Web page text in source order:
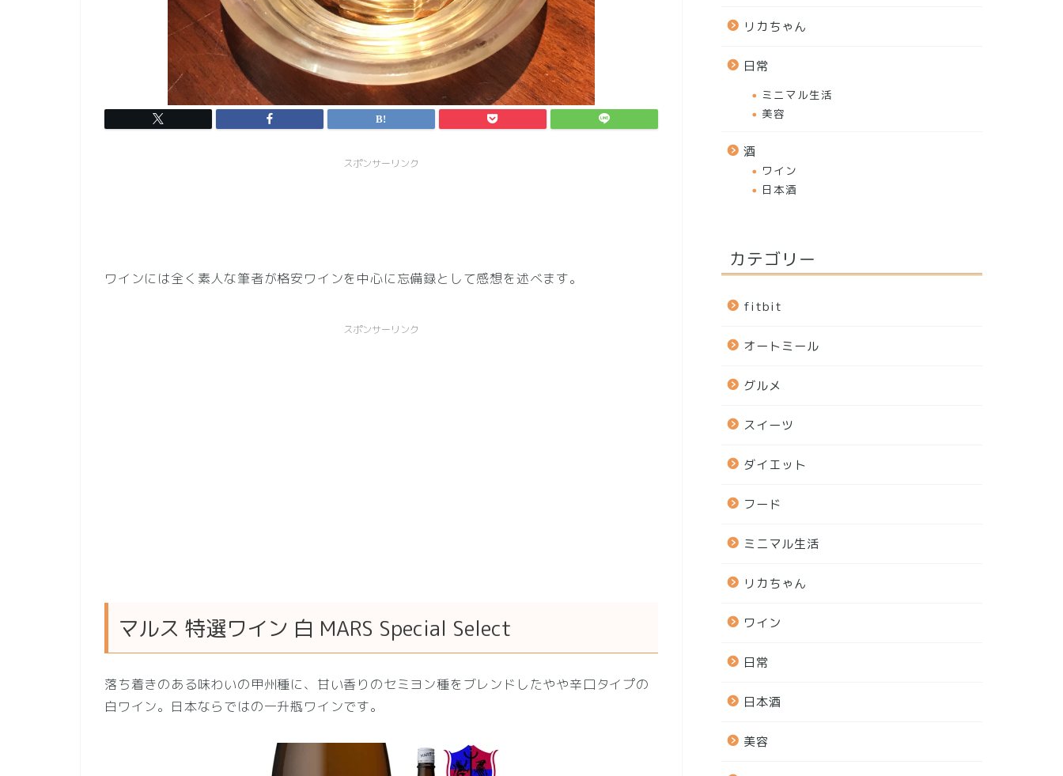
スポンサーリンク
ワインには全く素人な筆者が格安ワインを中心に忘備録として感想を述べます。
スポンサーリンク
マルス 特選ワイン 白 MARS Special Select
落ち着きのある味わいの甲州種に、甘い香りのセミヨン種をブレンドしたやや辛口タイプの
白ワイン。日本ならではの一升瓶ワインです。
リカちゃん
日常
ミニマル生活
美容
酒
ワイン
日本酒
カテゴリー
fitbit
オートミール
グルメ
スイーツ
ダイエット
フード
ミニマル生活
リカちゃん
ワイン
日常
日本酒
美容